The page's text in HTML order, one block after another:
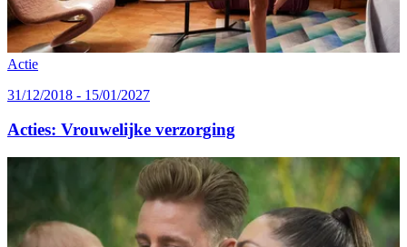
Actie
31/12/2018 - 15/01/2027
Acties: Vrouwelijke verzorging